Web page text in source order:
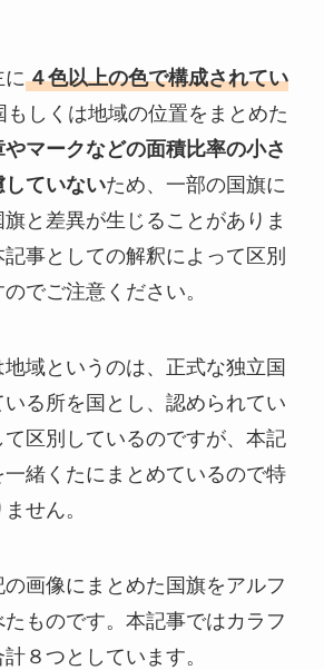
に４色以上の色で構成されてい
もしくは地域の位置をまとめた
やマークなどの面積比率の小さ
していないため、一部の国旗に
と差異が生じることがありま
事としての解釈によって区別
でご注意ください。
域というのは、正式な独立国
る所を国とし、認められてい
区別しているのですが、本記
緒くたにまとめているので特
せん。
画像にまとめた国旗をアルフ
たものです。本記事ではカラフ
８つとしています。